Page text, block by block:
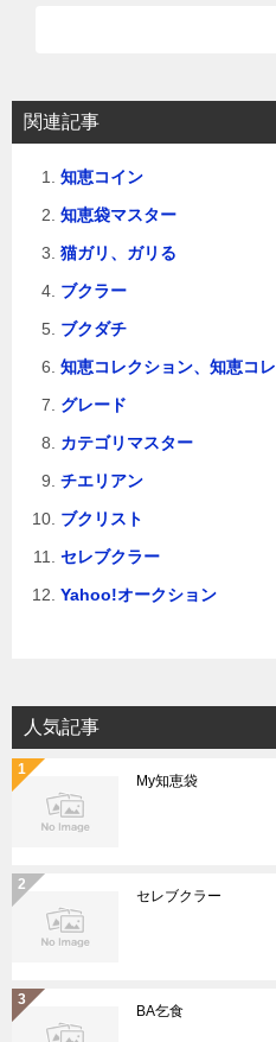
ョ
ン
関連記事
知恵コイン
知恵袋マスター
猫ガリ、ガリる
ブクラー
ブクダチ
知恵コレクション、知恵コレ
グレード
カテゴリマスター
チエリアン
ブクリスト
セレブクラー
Yahoo!オークション
人気記事
My知恵袋
セレブクラー
BA乞食